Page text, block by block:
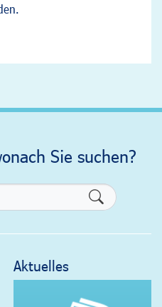
Sie suchen?
Aktuelles